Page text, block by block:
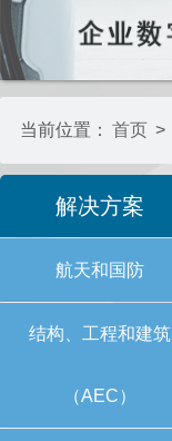
当前位置： 首页 >
解决方案
航天和国防
结构、工程和建筑
（AEC）